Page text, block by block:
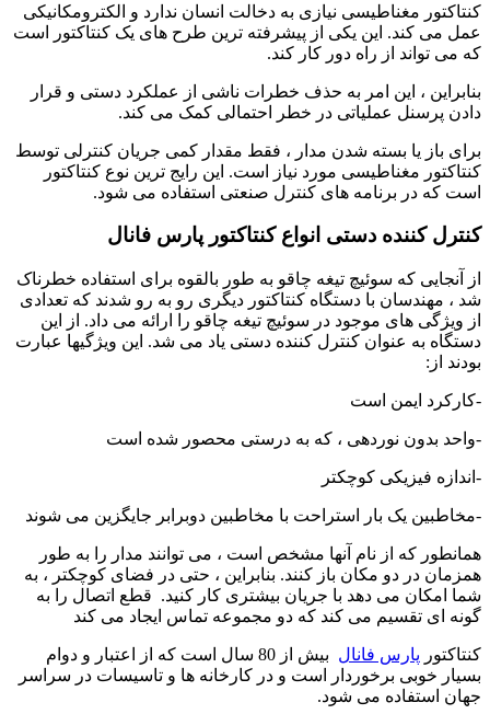
کنتاکتور مغناطیسی نیازی به دخالت انسان ندارد و الکترومکانیکی
عمل می کند. این یکی از پیشرفته ترین طرح های یک کنتاکتور است
که می تواند از راه دور کار کند.
بنابراین ، این امر به حذف خطرات ناشی از عملکرد دستی و قرار
دادن پرسنل عملیاتی در خطر احتمالی کمک می کند.
برای باز یا بسته شدن مدار ، فقط مقدار کمی جریان کنترلی توسط
کنتاکتور مغناطیسی مورد نیاز است. این رایج ترین نوع کنتاکتور
است که در برنامه های کنترل صنعتی استفاده می شود.
کنترل کننده دستی انواع کنتاکتور پارس فانال
از آنجایی که سوئیچ تیغه چاقو به طور بالقوه برای استفاده خطرناک
شد ، مهندسان با دستگاه کنتاکتور دیگری رو به رو شدند که تعدادی
از ویژگی های موجود در سوئیچ تیغه چاقو را ارائه می داد. از این
دستگاه به عنوان کنترل کننده دستی یاد می شد. این ویژگیها عبارت
بودند از:
-کارکرد ایمن است
-واحد بدون نوردهی ، که به درستی محصور شده است
-اندازه فیزیکی کوچکتر
-مخاطبین یک بار استراحت با مخاطبین دوبرابر جایگزین می شوند
همانطور که از نام آنها مشخص است ، می توانند مدار را به طور
همزمان در دو مکان باز کنند. بنابراین ، حتی در فضای کوچکتر ، به
شما امکان می دهد با جریان بیشتری کار کنید. قطع اتصال را به
گونه ای تقسیم می کند که دو مجموعه تماس ایجاد می کند
کنتاکتور پارس فانال
بیش از 80 سال است که از اعتبار و دوام
بسیار خوبی برخوردار است و در کارخانه ها و تاسیسات در سراسر
جهان استفاده می شود.